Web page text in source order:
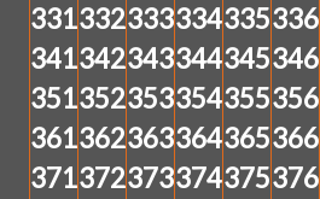
331332333334335336
341342343344345346
351352353354355356
361362363364365366
371372373374375376